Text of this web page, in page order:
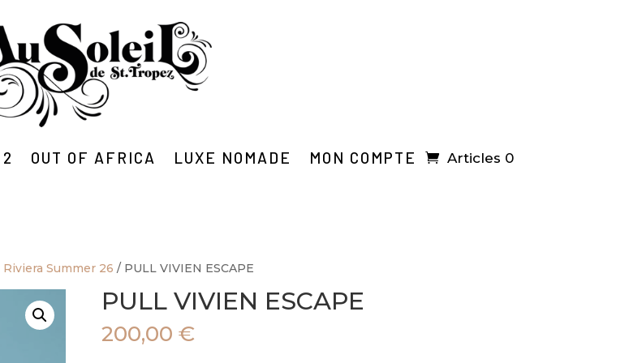
OUT OF AFRICA LUXE NOMADE MON COMPTE Articles 0
Summer 26 / PULL VIVIEN ESCAPE
PULL VIVIEN ESCAPE
200,00 €